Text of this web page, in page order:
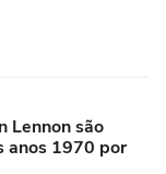
Lennon são
anos 1970 por